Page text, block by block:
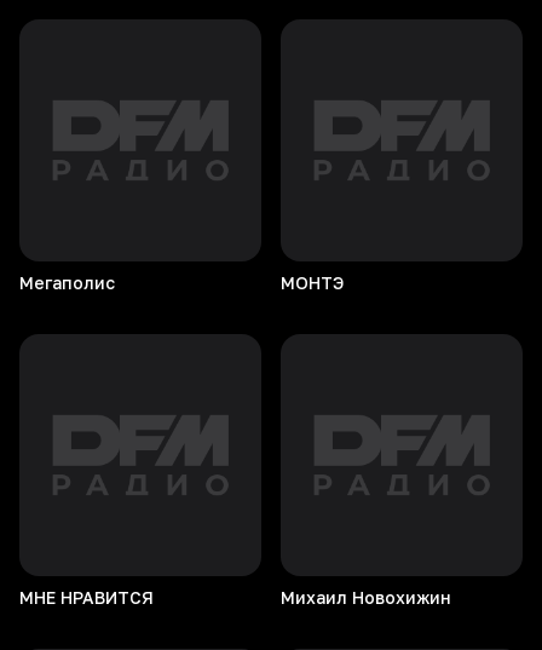
Мегаполис МОНТЭ
МНЕ НРАВИТСЯ Михаил Новохижин